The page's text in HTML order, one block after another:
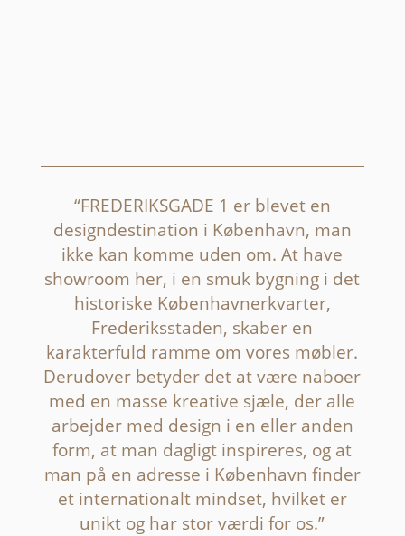
“FREDERIKSGADE 1 er blevet en
designdestination i København, man
ikke kan komme uden om. At have
showroom her, i en smuk bygning i det
historiske Københavnerkvarter,
Frederiksstaden, skaber en
karakterfuld ramme om vores møbler.
Derudover betyder det at være naboer
med en masse kreative sjæle, der alle
arbejder med design i en eller anden
form, at man dagligt inspireres, og at
man på en adresse i København finder
et internationalt mindset, hvilket er
unikt og har stor værdi for os.”